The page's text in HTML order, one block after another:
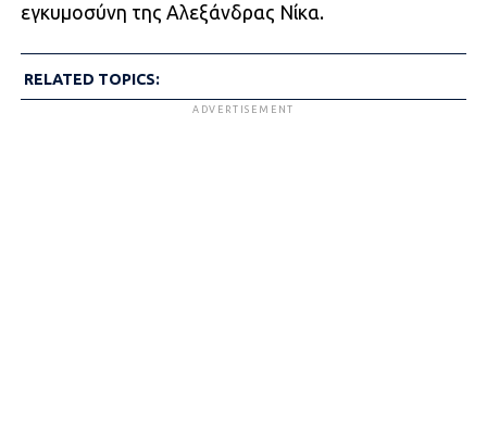
εγκυμοσύνη της Αλεξάνδρας Νίκα.
RELATED TOPICS:
ADVERTISEMENT